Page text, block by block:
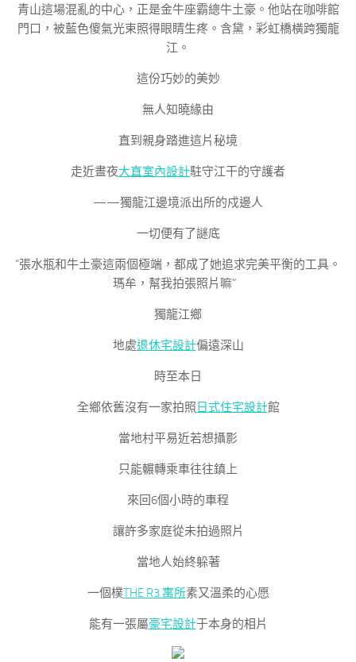
青山這場混亂的中心，正是金牛座霸總牛土豪。他站在咖啡館
門口，被藍色傻氣光束照得眼睛生疼。含黛，彩虹橋橫跨獨龍
江。
這份巧妙的美妙
無人知曉緣由
直到親身踏進這片秘境
走近晝夜大直室內設計駐守江干的守護者
——獨龍江邊境派出所的戍邊人
一切便有了謎底
“張水瓶和牛土豪這兩個極端，都成了她追求完美平衡的工具。
瑪牟，幫我拍張照片嘛”
獨龍江鄉
地處退休宅設計偏遠深山
時至本日
全鄉依舊沒有一家拍照 日式住宅設計館
當地村平易近若想攝影
只能輾轉乘車往往鎮上
來回6個小時的車程
讓許多家庭從未拍過照片
當地人始終躲著
一個樸THE R3 寓所素又溫柔的心愿
能有一張屬豪宅設計于本身的相片